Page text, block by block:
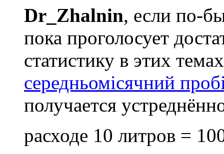
Dr_Zhalnin, если по-
пока проголосует
статистику в этих
середньомісячний
получается
расходе 10 литров =